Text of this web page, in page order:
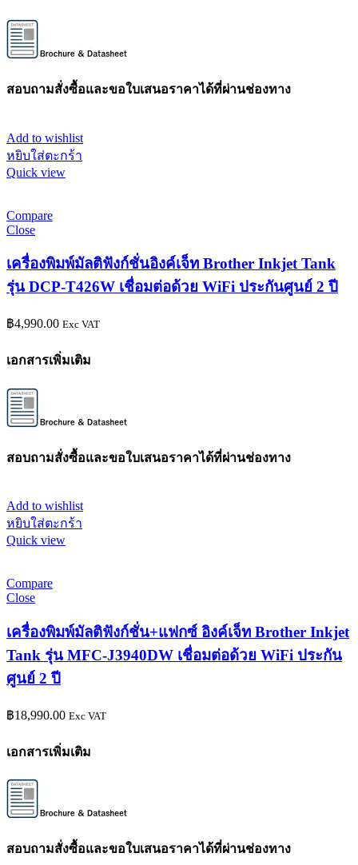
สอบถามสั่งซื้อและขอใบเสนอราคาได้ที่ผ่านช่องทาง
Add to wishlist
หยิบใส่ตะกร้า
Quick view
Compare
Close
เครื่องพิมพ์มัลติฟังก์ชั่นอิงค์เจ็ท Brother Inkjet Tank
รุ่น DCP-T426W เชื่อมต่อด้วย WiFi ประกันศูนย์ 2 ปี
฿4,990.00 Exc VAT
เอกสารเพิ่มเติม
สอบถามสั่งซื้อและขอใบเสนอราคาได้ที่ผ่านช่องทาง
Add to wishlist
หยิบใส่ตะกร้า
Quick view
Compare
Close
เครื่องพิมพ์มัลติฟังก์ชั่น+แฟกซ์ อิงค์เจ็ท Brother Inkjet
Tank รุ่น MFC-J3940DW เชื่อมต่อด้วย WiFi ประกัน
ศูนย์ 2 ปี
฿18,990.00 Exc VAT
เอกสารเพิ่มเติม
สอบถามสั่งซื้อและขอใบเสนอราคาได้ที่ผ่านช่องทาง